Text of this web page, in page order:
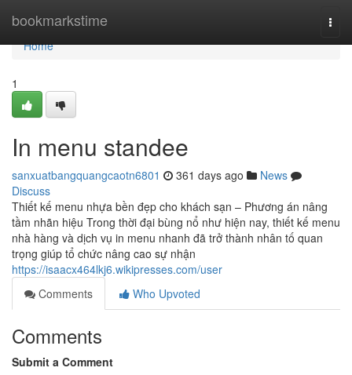
bookmarkstime
Home
Home
1
In menu standee
sanxuatbangquangcaotn6801 361 days ago
News
Discuss
Thiết kế menu nhựa bền đẹp cho khách sạn – Phương án nâng
tầm nhãn hiệu Trong thời đại bùng nổ như hiện nay, thiết kế menu
nhà hàng và dịch vụ in menu nhanh đã trở thành nhân tố quan
trọng giúp tổ chức nâng cao sự nhận
https://isaacx464lkj6.wikipresses.com/user
Comments
Who Upvoted
Comments
Submit a Comment